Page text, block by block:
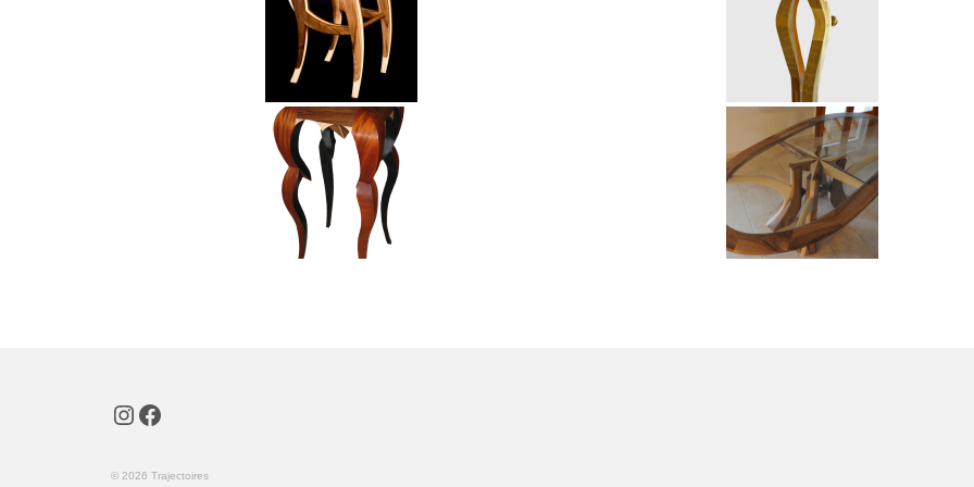
Instagram
Facebook
© 2026 Trajectoires